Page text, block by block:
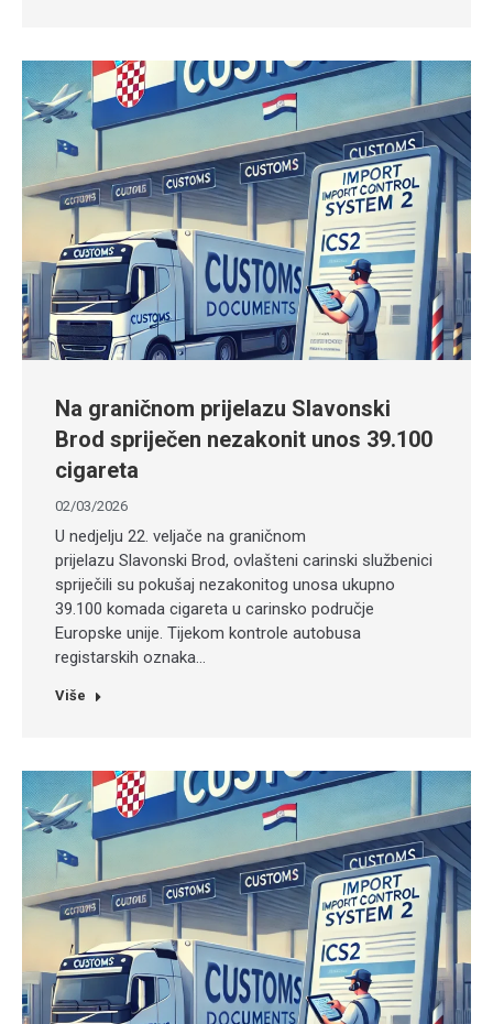
Na graničnom prijelazu Slavonski
Brod spriječen nezakonit unos 39.100
cigareta
02/03/2026
U nedjelju 22. veljače na graničnom
prijelazu Slavonski Brod, ovlašteni carinski službenici
spriječili su pokušaj nezakonitog unosa ukupno
39.100 komada cigareta u carinsko područje
Europske unije. Tijekom kontrole autobusa
registarskih oznaka…
Više